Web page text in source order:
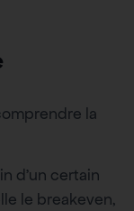
la
d’un certain
le breakeven,